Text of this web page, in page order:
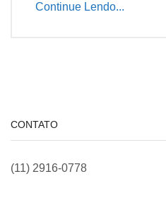
Continue Lendo...
CONTATO
(11) 2916-0778